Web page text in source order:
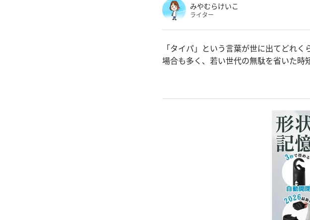
みやむらけいこ
ライター
「タイパ」という言葉が世に出てどれ
場合も多く、若い世代の無駄を省いた時